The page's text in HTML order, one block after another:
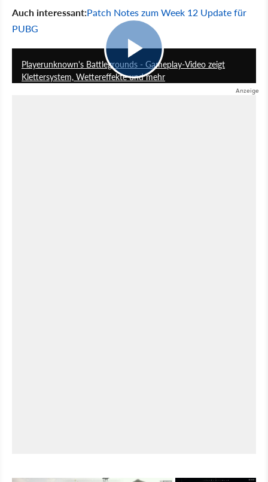
Auch interessant:Patch Notes zum Week 12 Update für
PUBG
Playerunknown's Battlegrounds - Gameplay-Video zeigt
Klettersystem, Wettereffekte und mehr